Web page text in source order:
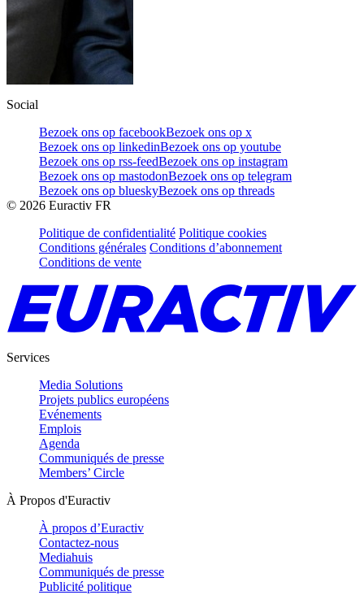
Social
Bezoek ons op facebookBezoek ons op x
Bezoek ons op linkedinBezoek ons op youtube
Bezoek ons op rss-feedBezoek ons op instagram
Bezoek ons op mastodonBezoek ons op telegram
Bezoek ons op blueskyBezoek ons op threads
© 2026 Euractiv FR
Politique de confidentialité Politique cookies
Conditions générales Conditions d’abonnement
Conditions de vente
Services
Media Solutions
Projets publics européens
Evénements
Emplois
Agenda
Communiqués de presse
Members’ Circle
À Propos d'Euractiv
À propos d’Euractiv
Contactez-nous
Mediahuis
Communiqués de presse
Publicité politique